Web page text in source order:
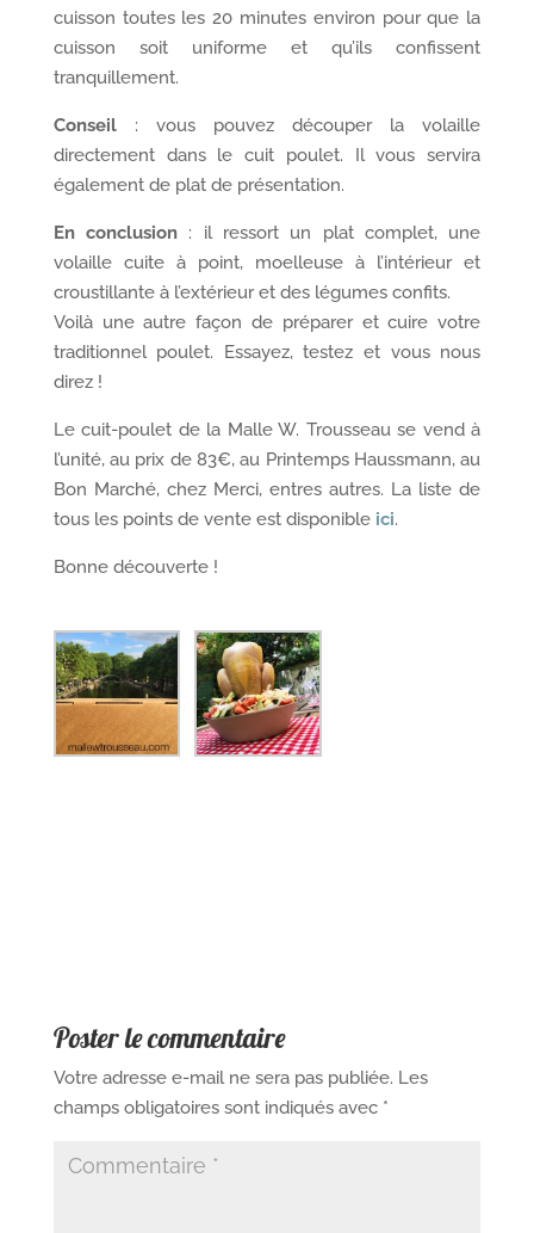
cuisson toutes les 20 minutes environ pour que la
cuisson soit uniforme et qu’ils confissent
tranquillement.
Conseil: vous pouvez découper la volaille
directement dans le cuit poulet. Il vous servira
également de plat de présentation.
En conclusion : il ressort un plat complet, une
volaille cuite à point, moelleuse à l’intérieur et
croustillante à l’extérieur et des légumes confits.
Voilà une autre façon de préparer et cuire votre
traditionnel poulet. Essayez, testez et vous nous
direz !
Le cuit-poulet de la Malle W. Trousseau se vend à
l’unité, au prix de 83€, au Printemps Haussmann, au
Bon Marché, chez Merci, entres autres. La liste de
tous les points de vente est disponible ici.
Bonne découverte !
Poster le commentaire
Votre adresse e-mail ne sera pas publiée. Les
champs obligatoires sont indiqués avec *